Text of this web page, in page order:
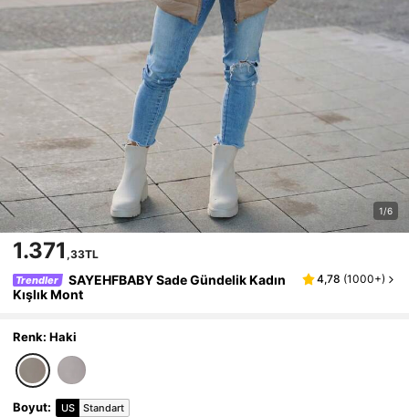
1/6
1.371 ,33TL
Trendler
SAYEHFBABY Sade Gündelik Kadın
Kışlık Mont
4,78 (1000+)
Renk: Haki
Boyut: US Standart